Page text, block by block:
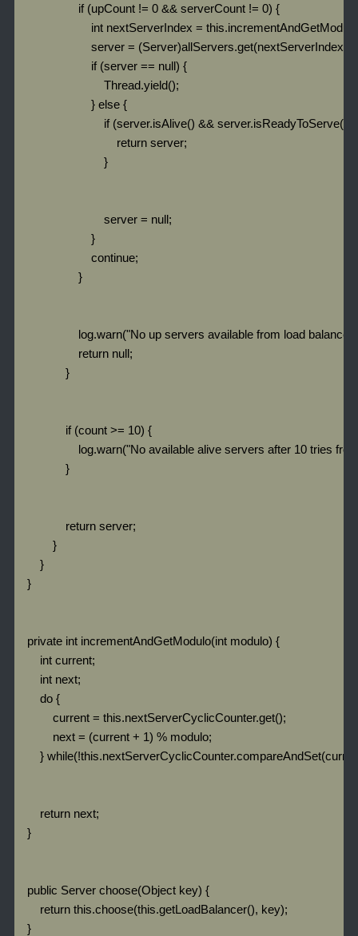
                    if (upCount != 0 && serverCount != 0) {
int nextServerIndex =
                        server = (Server)allServers.get(nextServerIndex);
                        if (server == null) {
                            Thread.yield();
                        } else {
                            if (server.isAlive() && server.isReadyToServe()) {
                                return server;
                            }
                            server = null;
                        }
                        continue;
                    }
log.warn("No up servers available from load balancer:
                    return null;
                }
                if (count >= 10) {
log.warn("No available alive servers after 10 tries
                }
                return server;
            }
        }
    }
    private int incrementAndGetModulo(int modulo) {
        int current;
        int next;
        do {
            current = this.nextServerCyclicCounter.get();
            next = (current + 1) % modulo;
}
        return next;
    }
    public Server choose(Object key) {
        return this.choose(this.getLoadBalancer(), key);
    }